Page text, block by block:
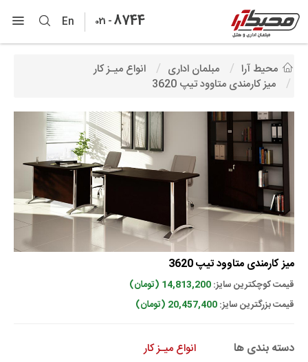
En 021 -8744
محیط آرا مبلمان اداری
انواع میـز کار
میز کارمندی متاوود تیپ 3620
میز کارمندی متاوود تیپ 3620
قیمت کوچکترین سایز:14,813,200 (تومان)
قیمت بزرگترین سایز:20,457,400 (تومان)
دسته بندی ها انواع میـز کار